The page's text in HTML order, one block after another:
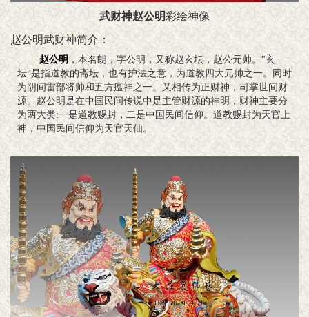
武财神赵公明彩绘神像
赵公明武财神简介：
赵公明 ，本名朗，字公明，又称赵玄坛，赵公元帅。"玄
坛"是指道教的斋坛，也有护法之意，为道教四大元帅之一。同时
为阴间雷部将帅和五方瘟神之一。又相传为正财神，司掌世间财
源。赵公明是在中国民间传说中是主管财源的神明，财神主要分
为两大类:一是道教赐封，二是中国民间信仰。道教赐封为天官上
神，中国民间信仰为天官天仙。